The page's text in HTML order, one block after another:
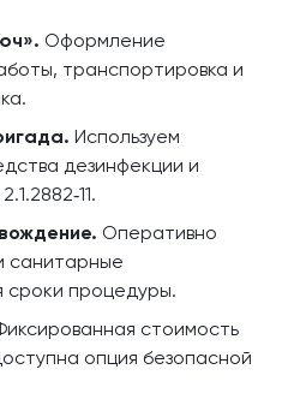
Оформление
транспортировка и
Используем
дезинфекции и
Оперативно
санитарные
сроки процедуры.
стоимость
опция безопасной